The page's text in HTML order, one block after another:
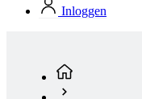
Heren